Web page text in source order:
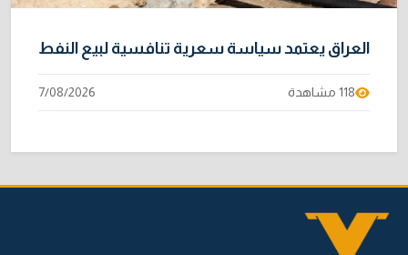
العراق يعتمد سياسة سعرية تنافسية لبيع النفط
118 مشاهدة 7/08/2026